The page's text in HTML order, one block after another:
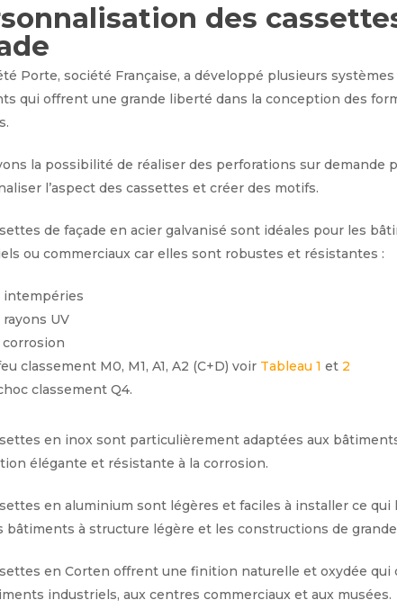
des
Porte, société Française, a développé plusieurs
qui offrent une grande liberté dans la conception des
la possibilité de réaliser des perforations sur demande
l’aspect des cassettes et créer des motifs.
de façade en acier galvanisé sont idéales pour les
ou commerciaux car elles sont robustes et résistantes :
intempéries
rayons UV
corrosion
classement M0, M1, A1, A2 (C+D) voir Tableau 1 et 2
classement Q4.
en inox sont particulièrement adaptées aux
élégante et résistante à la corrosion.
en aluminium sont légères et faciles à installer ce qui
bâtiments à structure légère et les constructions de
en Corten offrent une finition naturelle et oxydée qui
industriels, aux centres commerciaux et aux musées.